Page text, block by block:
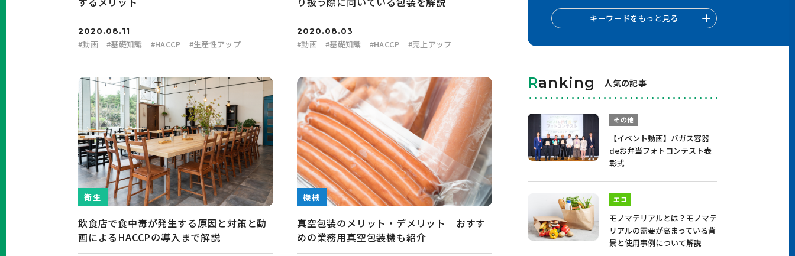
2020.08.11
#動画 #基礎知識 #HACCP #生産性アップ
2020.08.03
#動画 #基礎知識 #HACCP #売上アップ
衛生
飲食店で食中毒が発生する原因と対策と動
画によるHACCPの導入まで解説
機械
真空包装のメリット・デメリット｜おすす
めの業務用真空包装機も紹介
キーワードをもっと見る
Ranking 人気の記事
その他
【イベント動画】バガス容器
deお弁当フォトコンテスト表
彰式
エコ
モノマテリアルとは？モノマテ
リアルの需要が高まっている背
景と使用事例について解説